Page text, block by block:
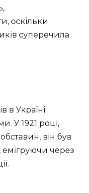
оскільки
суперечила
в Україні
У 1921 році,
він був
через